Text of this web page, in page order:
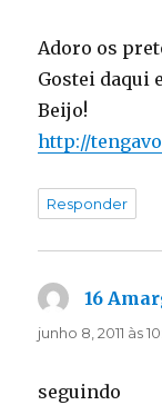
Adoro os
Gostei daqui
Beijo!
http://
Responder
16
junho 8, 2011 às
seguindo